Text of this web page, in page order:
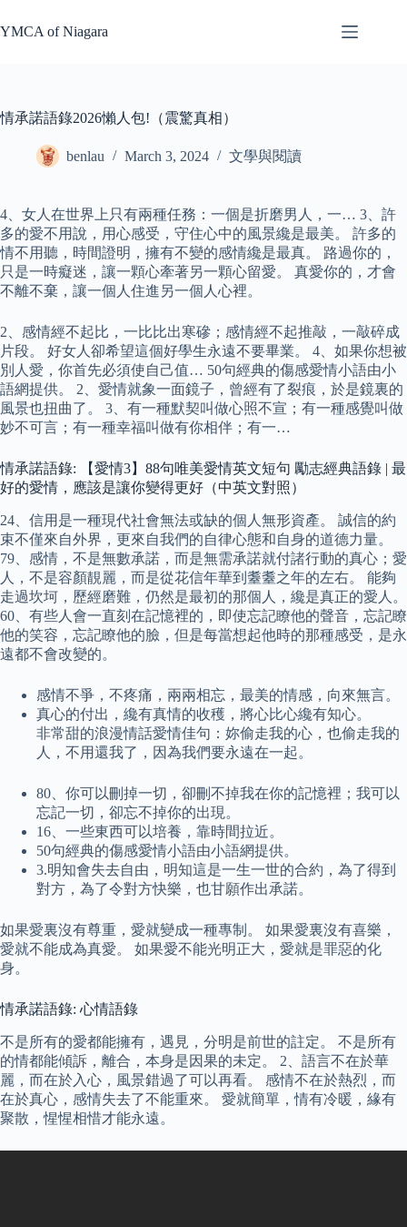
to
content
YMCA of Niagara
情承諾語錄2026懶人包!（震驚真相）
benlau March 3, 2024 文學與閱讀
4、女人在世界上只有兩種任務：一個是折磨男人，一… 3、許
多的愛不用說，用心感受，守住心中的風景纔是最美。 許多的
情不用聽，時間證明，擁有不變的感情纔是最真。 路過你的，
只是一時癡迷，讓一顆心牽著另一顆心留愛。 真愛你的，才會
不離不棄，讓一個人住進另一個人心裡。
2、感情經不起比，一比比出寒磣；感情經不起推敲，一敲碎成
片段。 好女人卻希望這個好學生永遠不要畢業。 4、如果你想被
別人愛，你首先必須使自己值… 50句經典的傷感愛情小語由小
語網提供。 2、愛情就象一面鏡子，曾經有了裂痕，於是鏡裏的
風景也扭曲了。 3、有一種默契叫做心照不宣；有一種感覺叫做
妙不可言；有一種幸福叫做有你相伴；有一…
情承諾語錄: 【愛情3】88句唯美愛情英文短句 勵志經典語錄 | 最
好的愛情，應該是讓你變得更好（中英文對照）
24、信用是一種現代社會無法或缺的個人無形資產。 誠信的約
束不僅來自外界，更來自我們的自律心態和自身的道德力量。
79、感情，不是無數承諾，而是無需承諾就付諸行動的真心；愛
人，不是容顏靚麗，而是從花信年華到耋耋之年的左右。 能夠
走過坎坷，歷經磨難，仍然是最初的那個人，纔是真正的愛人。
60、有些人會一直刻在記憶裡的，即使忘記瞭他的聲音，忘記瞭
他的笑容，忘記瞭他的臉，但是每當想起他時的那種感受，是永
遠都不會改變的。
感情不爭，不疼痛，兩兩相忘，最美的情感，向來無言。
真心的付出，纔有真情的收穫，將心比心纔有知心。
非常甜的浪漫情話愛情佳句：妳偷走我的心，也偷走我的
人，不用還我了，因為我們要永遠在一起。
80、你可以刪掉一切，卻刪不掉我在你的記憶裡；我可以
忘記一切，卻忘不掉你的出現。
16、一些東西可以培養，靠時間拉近。
50句經典的傷感愛情小語由小語網提供。
3.明知會失去自由，明知這是一生一世的合約，為了得到
對方，為了令對方快樂，也甘願作出承諾。
如果愛裏沒有尊重，愛就變成一種專制。 如果愛裏沒有喜樂，
愛就不能成為真愛。 如果愛不能光明正大，愛就是罪惡的化
身。
情承諾語錄: 心情語錄
不是所有的愛都能擁有，遇見，分明是前世的註定。 不是所有
的情都能傾訴，離合，本身是因果的未定。 2、語言不在於華
麗，而在於入心，風景錯過了可以再看。 感情不在於熱烈，而
在於真心，感情失去了不能重來。 愛就簡單，情有冷暖，緣有
聚散，惺惺相惜才能永遠。